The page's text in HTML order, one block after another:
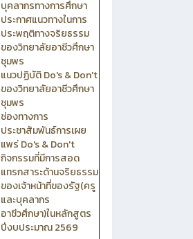
บุคลากรทางการศึกษา
ประกาศแนวทางในการ
ประพฤติทางจริยธรรม
ของวิทยาลัยอาชีวศึกษา
ชุมพร
แนวปฏิบัติ Do's & Don't
ของวิทยาลัยอาชีวศึกษา
ชุมพร
ช่องทางการ
ประชาสัมพันธ์การเผย
แพร่ Do's & Don't
กิจกรรมที่มีการสอด
แทรกสาระด้านจริยธรรม
ของเจ้าหน้าที่ของรัฐ(ครู
และบุคลากร
อาชีวศึกษา)ในหลักสูตร
ปีงบประมาณ 2569